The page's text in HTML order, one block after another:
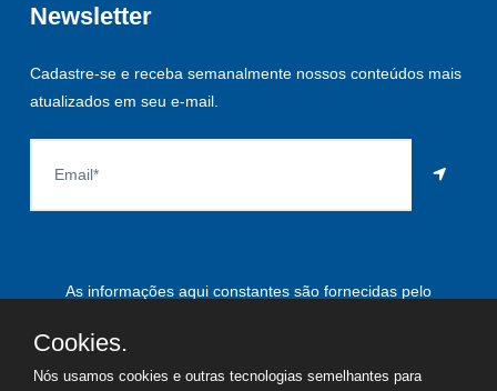
Newsletter
Cadastre-se e receba semanalmente nossos conteúdos mais
atualizados em seu e-mail.
As informações aqui constantes são fornecidas pelo
Cookies.
Nós usamos cookies e outras tecnologias semelhantes para